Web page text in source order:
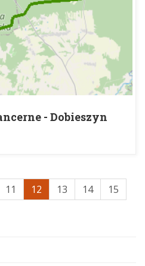
- Dobieszyn
11 12 13 14
15